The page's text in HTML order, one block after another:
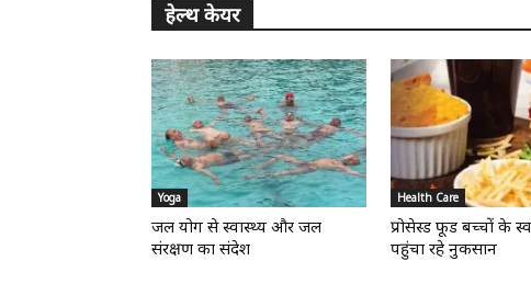
हेल्थ केयर
Yoga
जल योग से स्वास्थ्य और जल
संरक्षण का संदेश
Health Care
प्रोसेस्ड फूड बच्चों के
पहुंचा रहे नुकसान